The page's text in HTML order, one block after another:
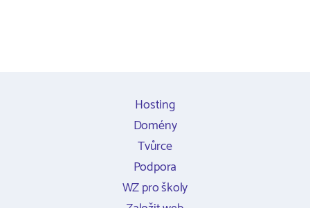
Hosting
Domény
Tvůrce
Podpora
WZ pro školy